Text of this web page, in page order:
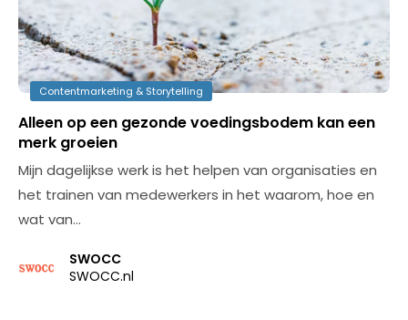
Contentmarketing & Storytelling
Alleen op een gezonde voedingsbodem kan een
merk groeien
Mijn dagelijkse werk is het helpen van organisaties en
het trainen van medewerkers in het waarom, hoe en
wat van…
SWOCC
SWOCC.nl